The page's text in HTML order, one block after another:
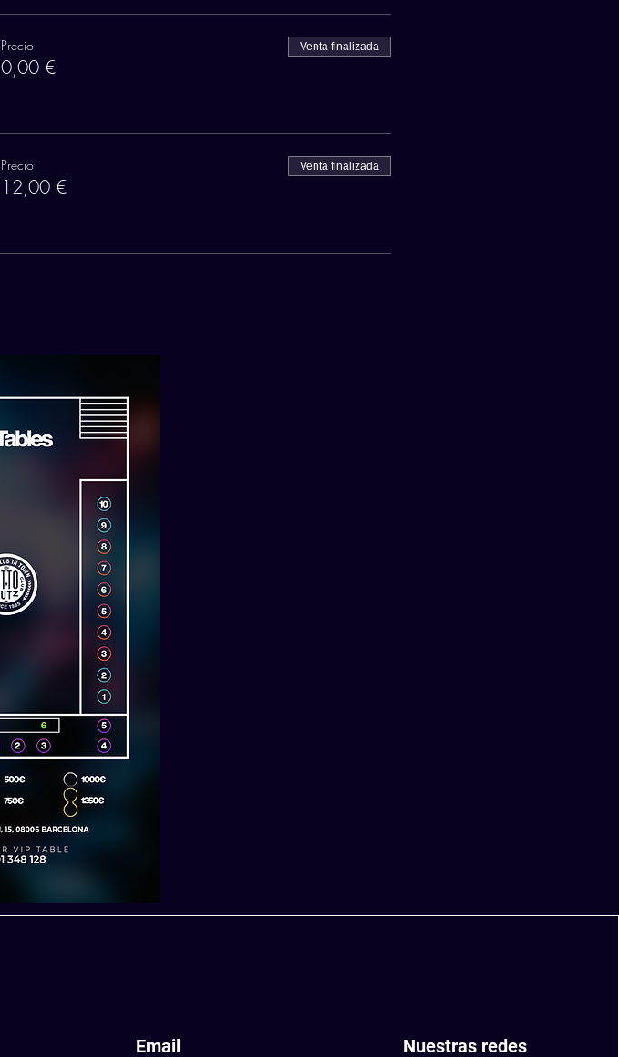
Precio
0,00 €
Venta finalizada
Precio
12,00 €
Venta finalizada
Email Nuestras redes